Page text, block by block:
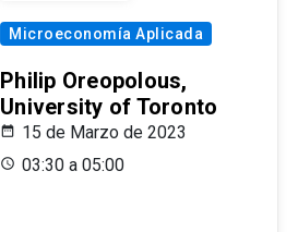
Microeconomía Aplicada
Philip Oreopolous,
University of Toronto
15 de Marzo de 2023
03:30 a 05:00